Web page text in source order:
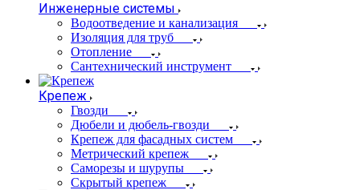
Инженерные системы
Водоотведение и канализация
Изоляция для труб
Отопление
Сантехнический инструмент
Крепеж
Гвозди
Дюбели и дюбель-гвозди
Крепеж для фасадных систем
Метрический крепеж
Саморезы и шурупы
Скрытый крепеж